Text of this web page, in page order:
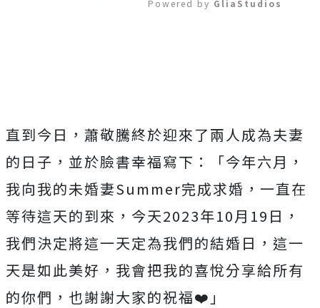
Powered by GliaStudios
直到今日，蕭敬騰終於迎來了兩人成為夫妻
的日子，並於臉書幸福寫下：「今年六月，
我向我的未婚妻Summer完成求婚，一直在
等待這天的到來，今天2023年10月19日，
我們決定將這一天定為我們的結婚日，這一
天是如此美好，我會把我的喜悅分享給所有
的你們，也謝謝大家的祝福❤️」